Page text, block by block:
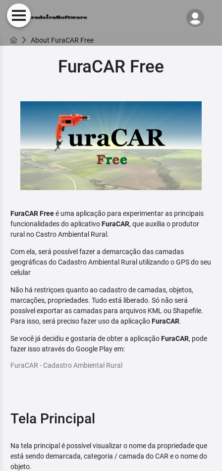
About FuraCAR Free
FuraCAR Free
FuraCAR Freeé uma aplicação para experimentar as principais
funcionalidades do aplicativoFuraCAR, que auxilia o produtor
rural no Castro Ambiental Rural.
Com ela, será possível fazer a demarcação das camadas
geográficas do Cadastro Ambiental Rural utilizando o GPS do seu
celular
Não há restriçoes quanto ao cadastro de camadas, objetos,
marcações, propriedades. Tudo está liberado. Só não será
possível exportar as camadas para arquivos KML ou Shapefile.
Para isso, será preciso fazer uso da aplicaçãoFuraCAR.
Se você já decidiu e gostaria de obter a aplicaçãoFuraCAR, pode
fazer isso através do Google Play em:
FuraCAR - Cadastro Ambiental Rural
Tela Principal
Na tela principal é possível visualizar o nome da propriedade que
está sendo demarcada, categoria / camada do CAR e o nome do
objeto.